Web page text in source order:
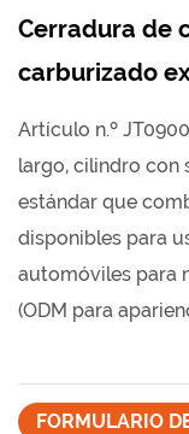
Cerradura de
carburizado
Artículo n.º
largo, cilindro con
estándar que
disponibles para
automóviles para
(ODM para
FORMULARIO